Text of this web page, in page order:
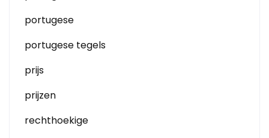
portugese
portugese tegels
prijs
prijzen
rechthoekige